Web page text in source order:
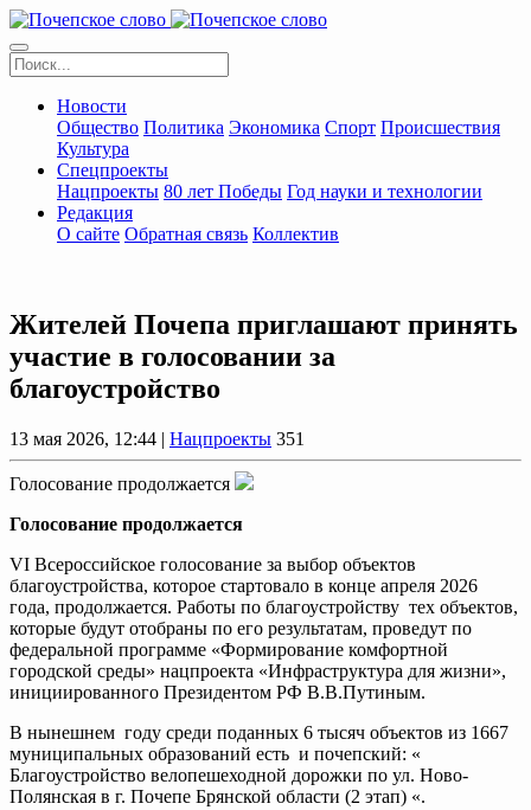
Новости
Общество Политика Экономика Спорт Происшествия
Культура
Спецпроекты
Нацпроекты 80 лет Победы Год науки и технологии
Редакция
О сайте Обратная связь Коллектив
Жителей Почепа приглашают принять
участие в голосовании за
благоустройство
13 мая 2026, 12:44 | Нацпроекты 351
Голосование продолжается
Голосование продолжается
VI Всероссийское голосование за выбор объектов
благоустройства, которое стартовало в конце апреля 2026
года, продолжается. Работы по благоустройству тех объектов,
которые будут отобраны по его результатам, проведут по
федеральной программе «Формирование комфортной
городской среды» нацпроекта «Инфраструктура для жизни»,
инициированного Президентом РФ В.В.Путиным.
В нынешнем году среди поданных 6 тысяч объектов из 1667
муниципальных образований есть и почепский: «
Благоустройство велопешеходной дорожки по ул. Ново-
Полянская в г. Почепе Брянской области (2 этап) «.